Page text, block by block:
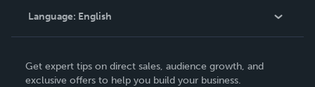
Contact Support
Language: English
Deutsch
Get expert tips on direct sales, audience growth, and
exclusive offers to help you build your business.